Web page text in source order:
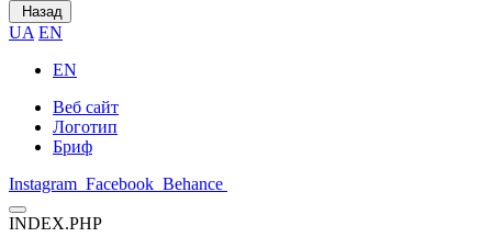
Назад
UA EN
EN
Веб сайт
Логотип
Бриф
Instagram Facebook Behance
INDEX.PHP